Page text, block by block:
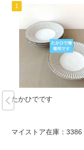
たかひでです
マイストア在庫： 3386